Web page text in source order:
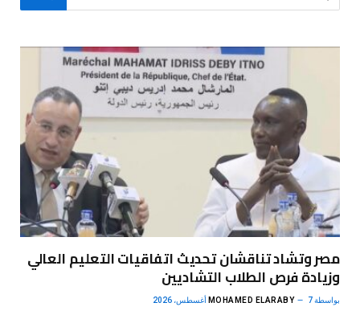
مصر وتشاد تناقشان تحديث اتفاقيات التعليم العالي
وزيادة فرص الطلاب التشاديين
بواسطة MOHAMED ELARABY 7 أغسطس، 2026